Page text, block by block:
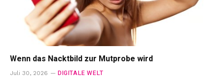
Wenn das Nacktbild zur Mutprobe wird
Juli 30, 2026 DIGITALE WELT